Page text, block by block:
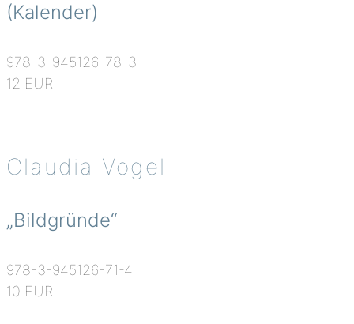
(Kalender)
978-3-945126-78-3
12 EUR
Claudia Vogel
„Bildgründe“
978-3-945126-71-4
10 EUR